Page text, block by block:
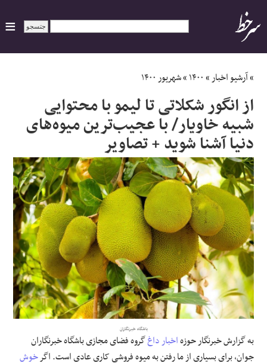
ایران
سیاسی
اقتصاد
ورزشی
جهان
اجتماعی
حوادث
علوم و فن آوری
مقالات
»آرشیو اخبار»۱۴۰۰»شهریور ۱۴۰۰
از انگور شکلاتی تا لیمو با محتوایی
شبیه خاویار/ با عجیب‌ترین میوه‌های
دنیا آشنا شوید + تصاویر
باشگاه خبرنگاران
به گزارش خبرنگارحوزهاخبار داغگروه فضای مجازی باشگاه خبرنگاران
جوان، برای بسیاری از ما رفتن به میوه فروشی کاری عادی است. اگرخوش